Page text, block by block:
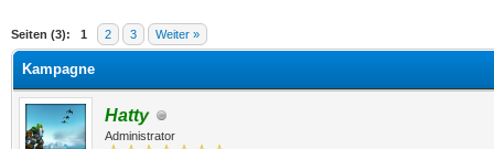
Seiten (3): 1 2 3 Weiter »
Durchschnitt
Kampagne
Hatty
Administrator